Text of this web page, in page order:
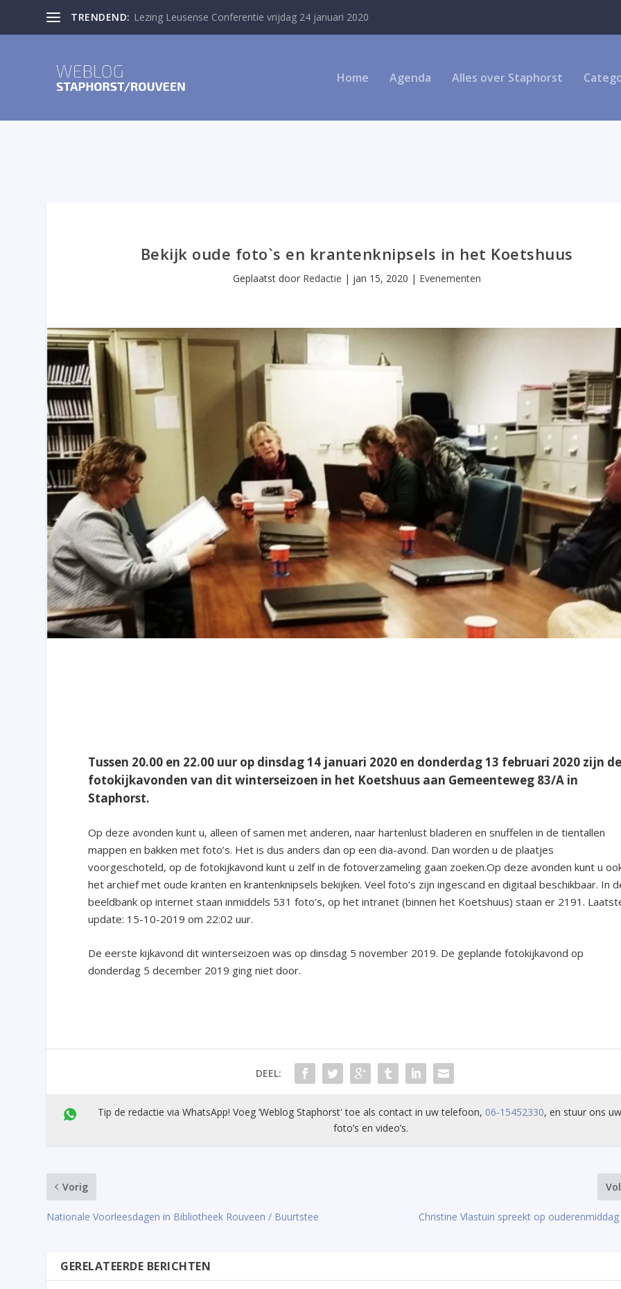
TRENDEND: Lezing Leusense Conferentie vrijdag 24 januari 2020
Home Agenda Alles over Staphorst
Bekijk oude foto`s en krantenknipsels in het Koetshuus
Geplaatst door Redactie | jan 15, 2020 | Evenementen
Tussen 20.00 en 22.00 uur op dinsdag 14 januari 2020 en donderdag 13 februari 2020 zijn
fotokijkavonden van dit winterseizoen in het Koetshuus aan Gemeenteweg 83/A in
Staphorst.
Op deze avonden kunt u, alleen of samen met anderen, naar hartenlust bladeren en snuffelen in de tientallen
mappen en bakken met foto’s. Het is dus anders dan op een dia-avond. Dan worden u de plaatjes
voorgeschoteld, op de fotokijkavond kunt u zelf in de fotoverzameling gaan zoeken.Op deze avonden kunt u
het archief met oude kranten en krantenknipsels bekijken. Veel foto’s zijn ingescand en digitaal beschikbaar. In
beeldbank op internet staan inmiddels 531 foto’s, op het intranet (binnen het Koetshuus) staan er 2191.
update: 15-10-2019 om 22:02 uur.
De eerste kijkavond dit winterseizoen was op dinsdag 5 november 2019. De geplande fotokijkavond op
donderdag 5 december 2019 ging niet door.
DEEL:
Tip de redactie via WhatsApp! Voeg ’Weblog Staphorst' toe als contact in uw telefoon, 06-15452330, en stuur ons
foto’s en video’s.
Vorig
Nationale Voorleesdagen in Bibliotheek Rouveen / Buurtstee Christine Vlastuin spreekt op
GERELATEERDE BERICHTEN